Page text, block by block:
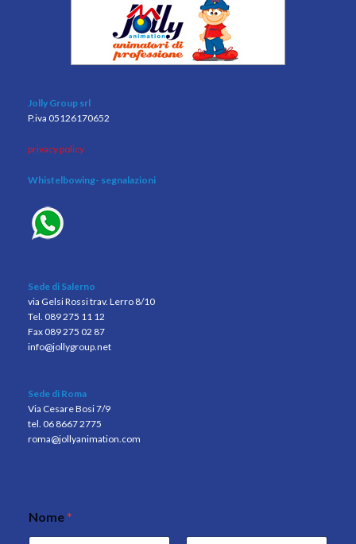
Jolly Group srl
P.iva 05126170652
privacy policy
Whistelbowing- segnalazioni
Sede di Salerno
via Gelsi Rossi trav. Lerro 8/10
Tel. 089 275 11 12
Fax 089 275 02 87
info@jollygroup.net
Sede di Roma
Via Cesare Bosi 7/9
tel. 06 8667 2775
roma@jollyanimation.com
Nome*